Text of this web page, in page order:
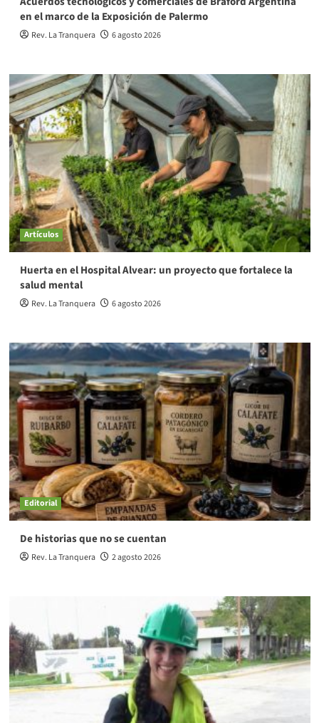
en el marco de la Exposición de Palermo
Rev. La Tranquera 6 agosto 2026
Artículos
Huerta en el Hospital Alvear: un proyecto que fortalece la
salud mental
Rev. La Tranquera 6 agosto 2026
Editorial
De historias que no se cuentan
Rev. La Tranquera 2 agosto 2026